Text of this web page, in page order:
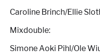
Caroline Brinch/Ellie
Mixdouble:
Simone Aoki Pihl/Ole